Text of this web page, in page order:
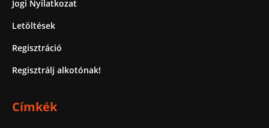
Jogi Nyilatkozat
Letöltések
Regisztráció
Regisztrálj alkotónak!
Címkék